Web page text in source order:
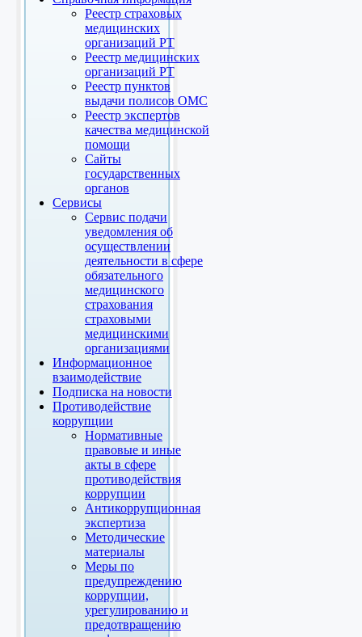
Реестр страховых
медицинских
организаций РТ
Реестр медицинских
организаций РТ
Реестр пунктов
выдачи полисов ОМС
Реестр экспертов
качества медицинской
помощи
Сайты
государственных
органов
Сервисы
Сервис подачи
уведомления об
осуществлении
деятельности в сфере
обязательного
медицинского
страхования
страховыми
медицинскими
организациями
Информационное
взаимодействие
Подписка на новости
Противодействие
коррупции
Нормативные
правовые и иные
акты в сфере
противодействия
коррупции
Антикоррупционная
экспертиза
Методические
материалы
Меры по
предупреждению
коррупции,
урегулированию и
предотвращению